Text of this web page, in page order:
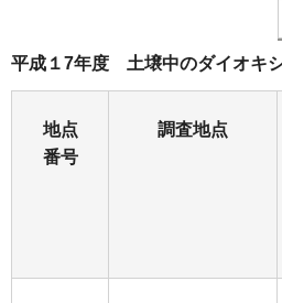
平成１7年度 土壌中のダイオキ
地点
番号
調査地点